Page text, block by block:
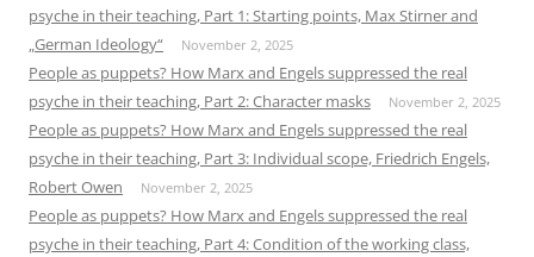
psyche in their teaching, Part 1: Starting points, Max Stirner and
„German Ideology“
November 2, 2025
People as puppets? How Marx and Engels suppressed the real
psyche in their teaching, Part 2: Character masks
November 2, 2025
People as puppets? How Marx and Engels suppressed the real
psyche in their teaching, Part 3: Individual scope, Friedrich Engels,
Robert Owen
November 2, 2025
People as puppets? How Marx and Engels suppressed the real
psyche in their teaching, Part 4: Condition of the working class,